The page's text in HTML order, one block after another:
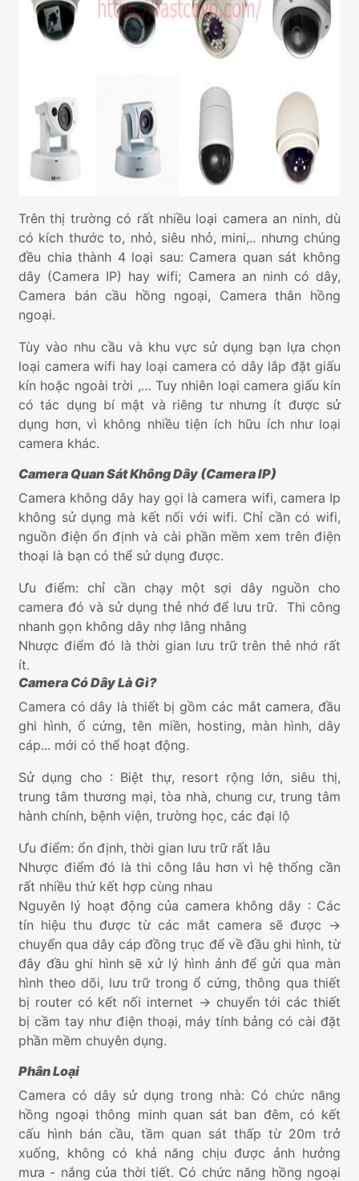
Trên thị trường có rất nhiều loại camera an ninh, dù
có kích thước to, nhỏ, siêu nhỏ, mini,.. nhưng chúng
đều chia thành 4 loại sau: Camera quan sát không
dây (Camera IP) hay wifi; Camera an ninh có dây,
Camera bán cầu hồng ngoại, Camera thân hồng
ngoại.
Tùy vào nhu cầu và khu vực sử dụng bạn lựa chọn
loại camera wifi hay loại camera có dây lắp đặt giấu
kín hoặc ngoài trời ,… Tuy nhiên loại camera giấu kín
có tác dụng bí mật và riêng tư nhưng ít được sử
dụng hơn, vì không nhiều tiện ích hữu ích như loại
camera khác.
Camera Quan Sát Không Dây (Camera IP)
Camera không dây hay gọi là camera wifi, camera Ip
không sử dụng mà kết nối với wifi. Chỉ cần có wifi,
nguồn điện ổn định và cài phần mềm xem trên điện
thoại là bạn có thể sử dụng được.
Ưu điểm: chỉ cần chạy một sợi dây nguồn cho
camera đó và sử dụng thẻ nhớ để lưu trữ. Thi công
nhanh gọn không dây nhợ lằng nhằng
Nhược điểm đó là thời gian lưu trữ trên thẻ nhớ rất
ít.
Camera Có Dây Là Gì?
Camera có dây là thiết bị gồm các mắt camera, đầu
ghi hình, ổ cứng, tên miền, hosting, màn hình, dây
cáp... mới có thể hoạt động.
Sử dụng cho : Biệt thự, resort rộng lớn, siêu thị,
trung tâm thương mại, tòa nhà, chung cư, trung tâm
hành chính, bệnh viện, trường học, các đại lộ
Ưu điểm: ổn định, thời gian lưu trữ rất lâu
Nhược điểm đó là thi công lâu hơn vì hệ thống cần
rất nhiều thứ kết hợp cùng nhau
Nguyên lý hoạt động của camera không dây : Các
tín hiệu thu được từ các mắt camera sẽ được ->
chuyển qua dây cáp đồng trục để về đầu ghi hình, từ
đây đầu ghi hình sẽ xử lý hình ảnh để gửi qua màn
hình theo dõi, lưu trữ trong ổ cứng, thông qua thiết
bị router có kết nối internet -> chuyển tới các thiết
bị cầm tay như điện thoại, máy tính bảng có cài đặt
phần mềm chuyên dụng.
Phân Loại
Camera có dây sử dụng trong nhà: Có chức năng
hồng ngoại thông minh quan sát ban đêm, có kết
cấu hình bán cầu, tầm quan sát thấp từ 20m trở
xuống, không có khả năng chịu được ảnh hưởng
mưa - nắng của thời tiết. Có chức năng hồng ngoại